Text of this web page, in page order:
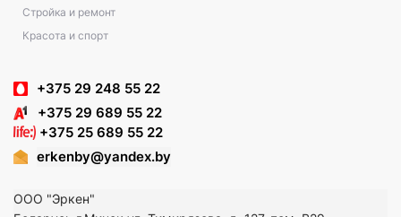
Стройка и ремонт
Красота и спорт
+375 29 248 55 22
+375 29 689 55 22
+375 25 689 55 22
erkenby@yandex.by
ООО "Эркен"